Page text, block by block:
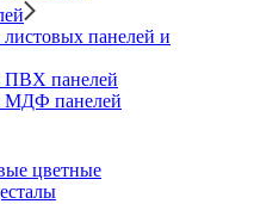
панелей и
ПВХ панелей
МДФ панелей
цветные